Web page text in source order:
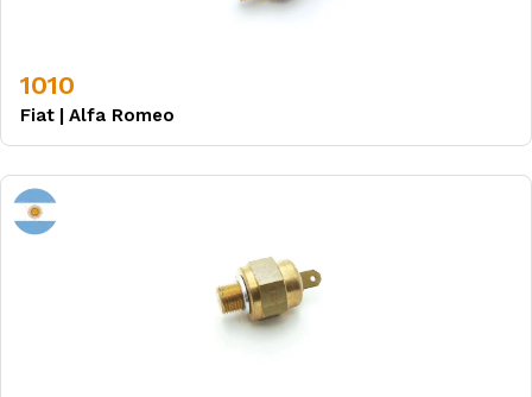
1010
Fiat | Alfa Romeo